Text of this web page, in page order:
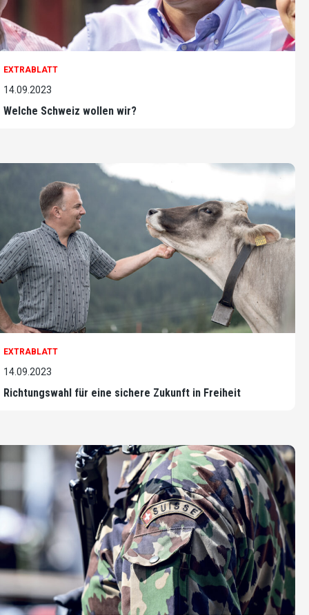
EXTRABLATT
14.09.2023
Welche Schweiz wollen wir?
EXTRABLATT
14.09.2023
Richtungswahl für eine sichere Zukunft in Freiheit